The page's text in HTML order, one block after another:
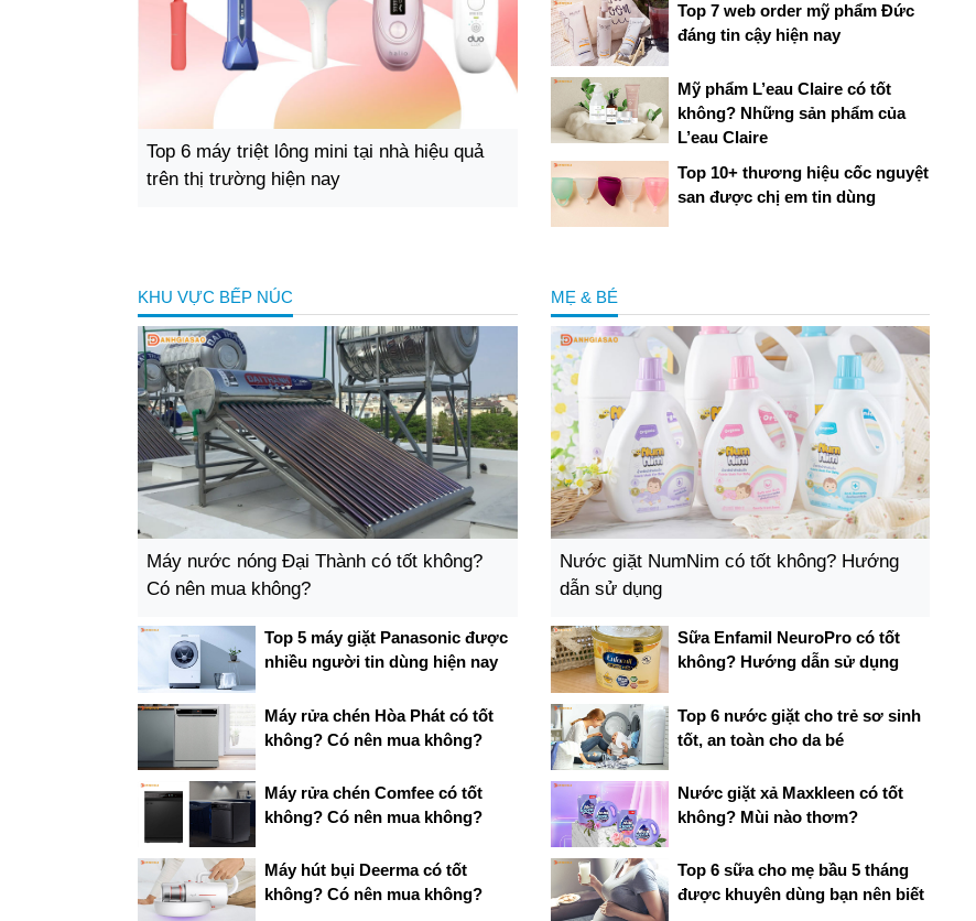
Top 6 máy triệt lông mini tại nhà hiệu quả
trên thị trường hiện nay
Top 7 web order mỹ phẩm Đức
đáng tin cậy hiện nay
Mỹ phẩm L’eau Claire có tốt
không? Những sản phẩm của
L’eau Claire
Top 10+ thương hiệu cốc nguyệt
san được chị em tin dùng
KHU VỰC BẾP NÚC
Máy nước nóng Đại Thành có tốt không?
Có nên mua không?
Top 5 máy giặt Panasonic được
nhiều người tin dùng hiện nay
Máy rửa chén Hòa Phát có tốt
không? Có nên mua không?
Máy rửa chén Comfee có tốt
không? Có nên mua không?
Máy hút bụi Deerma có tốt
không? Có nên mua không?
MẸ & BÉ
Nước giặt NumNim có tốt không? Hướng
dẫn sử dụng
Sữa Enfamil NeuroPro có tốt
không? Hướng dẫn sử dụng
Top 6 nước giặt cho trẻ sơ sinh
tốt, an toàn cho da bé
Nước giặt xả Maxkleen có tốt
không? Mùi nào thơm?
Top 6 sữa cho mẹ bầu 5 tháng
được khuyên dùng bạn nên biết